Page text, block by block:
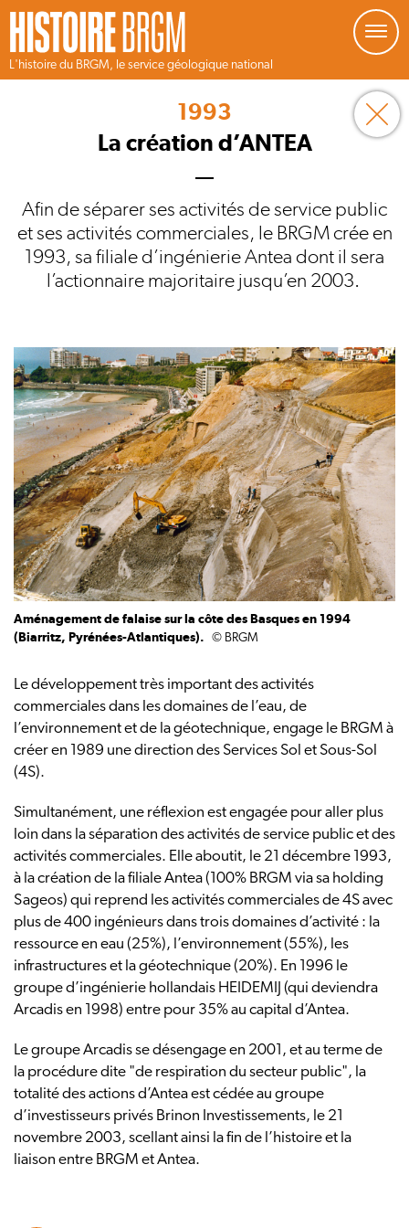
L'histoire du BRGM, le service géologique national
1993
La création d’ANTEA
Afin de séparer ses activités de service public
et ses activités commerciales, le BRGM crée en
1993, sa filiale d’ingénierie Antea dont il sera
l’actionnaire majoritaire jusqu’en 2003.
Aménagement de falaise sur la côte des Basques en 1994
(Biarritz, Pyrénées-Atlantiques).
© BRGM
Le développement très important des activités
commerciales dans les domaines de l’eau, de
l’environnement et de la géotechnique, engage le BRGM à
créer en 1989 une direction des Services Sol et Sous-Sol
(4S).
Simultanément, une réflexion est engagée pour aller plus
loin dans la séparation des activités de service public et des
activités commerciales. Elle aboutit, le 21 décembre 1993,
à la création de la filiale Antea (100% BRGM via sa holding
Sageos) qui reprend les activités commerciales de 4S avec
plus de 400 ingénieurs dans trois domaines d’activité : la
ressource en eau (25%), l’environnement (55%), les
infrastructures et la géotechnique (20%). En 1996 le
groupe d’ingénierie hollandais HEIDEMIJ (qui deviendra
Arcadis en 1998) entre pour 35% au capital d’Antea.
Le groupe Arcadis se désengage en 2001, et au terme de
la procédure dite "de respiration du secteur public", la
totalité des actions d’Antea est cédée au groupe
d’investisseurs privés Brinon Investissements, le 21
novembre 2003, scellant ainsi la fin de l’histoire et la
liaison entre BRGM et Antea.
Gestion de vos préférences sur les cookies